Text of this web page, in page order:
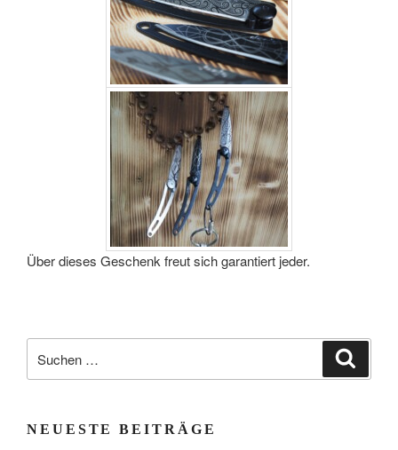
Über dieses Geschenk freut sich garantiert jeder.
nach:
NEUESTE BEITRÄGE